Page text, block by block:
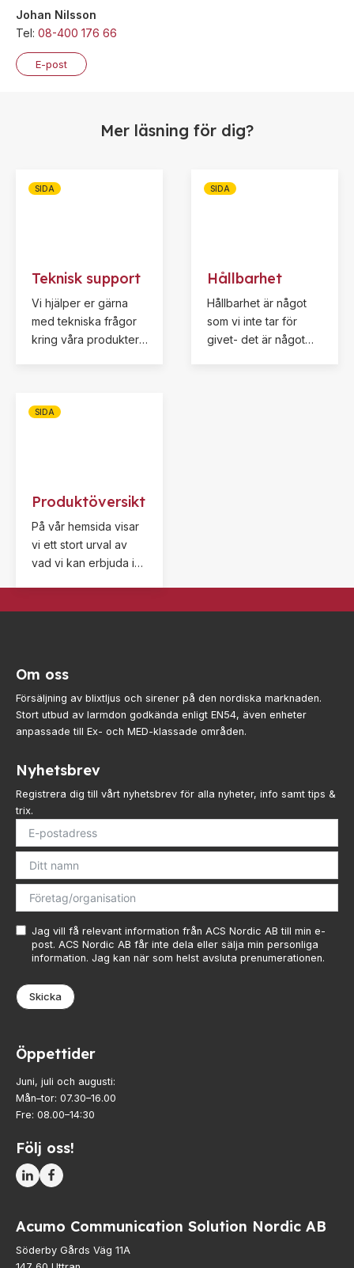
Johan Nilsson
Tel: 08-400 176 66
E-post
Mer läsning för dig?
SIDA
Teknisk support
Vi hjälper er gärna
med tekniska frågor
kring våra produkter.
SIDA
Hållbarhet
Hållbarhet är något
som vi inte tar för
givet- det är något
SIDA
Produktöversikt
På vår hemsida visar
vi ett stort urval av
vad vi kan erbjuda i
Om oss
Försäljning av blixtljus och sirener på den nordiska marknaden.
Stort utbud av larmdon godkända enligt EN54, även enheter
anpassade till Ex- och MED-klassade områden.
Nyhetsbrev
Registrera dig till vårt nyhetsbrev för alla nyheter, info samt tips &
trix.
Jag vill få relevant information från ACS Nordic AB till min e-
post. ACS Nordic AB får inte dela eller sälja min personliga
information. Jag kan när som helst avsluta prenumerationen.
Skicka
Öppettider
Juni, juli och augusti:
Mån–tor: 07.30–16.00
Fre: 08.00–14:30
Följ oss!
Acumo Communication Solution Nordic AB
Söderby Gårds Väg 11A